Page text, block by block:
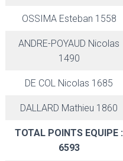
OSSIMA Esteban 1558
ANDRE-POYAUD Nicolas
1490
DE COL Nicolas 1685
DALLARD Mathieu 1860
TOTAL POINTS EQUIPE :
6593